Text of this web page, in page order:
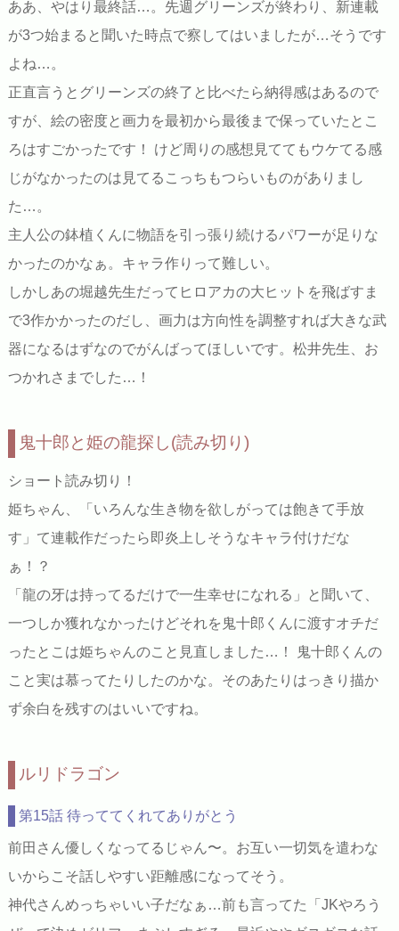
ああ、やはり最終話…。先週グリーンズが終わり、新連載
が3つ始まると聞いた時点で察してはいましたが…そうです
よね…。
正直言うとグリーンズの終了と比べたら納得感はあるので
すが、絵の密度と画力を最初から最後まで保っていたとこ
ろはすごかったです！ けど周りの感想見ててもウケてる感
じがなかったのは見てるこっちもつらいものがありまし
た…。
主人公の鉢植くんに物語を引っ張り続けるパワーが足りな
かったのかなぁ。キャラ作りって難しい。
しかしあの堀越先生だってヒロアカの大ヒットを飛ばすま
で3作かかったのだし、画力は方向性を調整すれば大きな武
器になるはずなのでがんばってほしいです。松井先生、お
つかれさまでした…！
鬼十郎と姫の龍探し(読み切り)
ショート読み切り！
姫ちゃん、「いろんな生き物を欲しがっては飽きて手放
す」て連載作だったら即炎上しそうなキャラ付けだな
ぁ！？
「龍の牙は持ってるだけで一生幸せになれる」と聞いて、
一つしか獲れなかったけどそれを鬼十郎くんに渡すオチだ
ったとこは姫ちゃんのこと見直しました…！ 鬼十郎くんの
こと実は慕ってたりしたのかな。そのあたりはっきり描か
ず余白を残すのはいいですね。
ルリドラゴン
第15話 待っててくれてありがとう
前田さん優しくなってるじゃん〜。お互い一切気を遣わな
いからこそ話しやすい距離感になってそう。
神代さんめっちゃいい子だなぁ…前も言ってた「JKやろう